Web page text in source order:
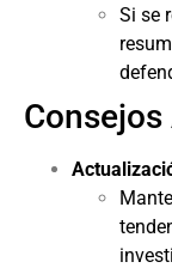
Si se